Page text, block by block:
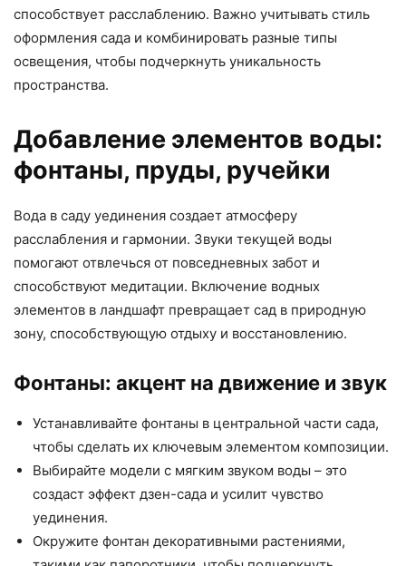
способствует расслаблению. Важно учитывать стиль
оформления сада и комбинировать разные типы
освещения, чтобы подчеркнуть уникальность
пространства.
Добавление элементов воды:
фонтаны, пруды, ручейки
Вода в саду уединения создает атмосферу
расслабления и гармонии. Звуки текущей воды
помогают отвлечься от повседневных забот и
способствуют медитации. Включение водных
элементов в ландшафт превращает сад в природную
зону, способствующую отдыху и восстановлению.
Фонтаны: акцент на движение и звук
Устанавливайте фонтаны в центральной части сада,
чтобы сделать их ключевым элементом композиции.
Выбирайте модели с мягким звуком воды – это
создаст эффект дзен-сада и усилит чувство
уединения.
Окружите фонтан декоративными растениями,